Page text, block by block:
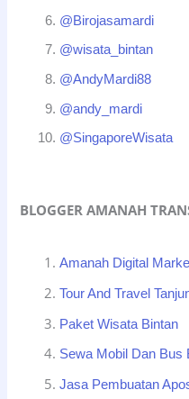
@Birojasamardi
@wisata_bintan
@AndyMardi88
@andy_mardi
@SingaporeWisata
BLOGGER AMANAH
Amanah Digital
Tour And Travel
Paket Wisata Bintan
Sewa Mobil Dan Bus
Jasa Pembuatan